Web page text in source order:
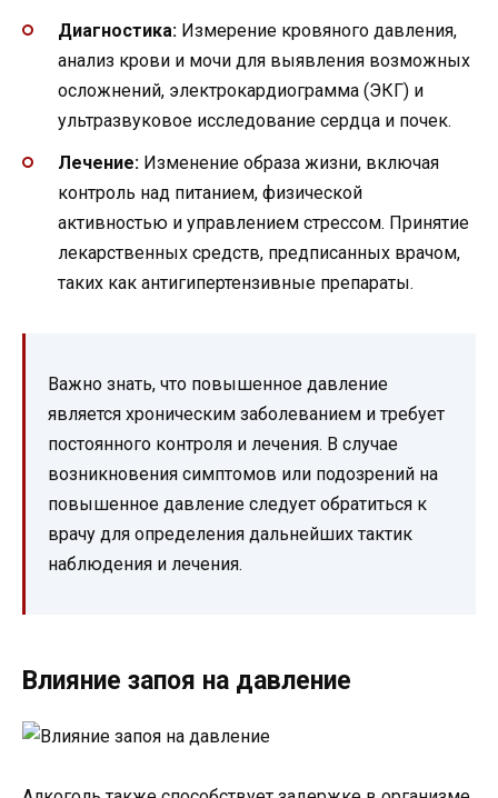
Диагностика: Измерение кровяного давления,
анализ крови и мочи для выявления возможных
осложнений, электрокардиограмма (ЭКГ) и
ультразвуковое исследование сердца и почек.
Лечение: Изменение образа жизни, включая
контроль над питанием, физической
активностью и управлением стрессом. Принятие
лекарственных средств, предписанных врачом,
таких как антигипертензивные препараты.
Важно знать, что повышенное давление
является хроническим заболеванием и требует
постоянного контроля и лечения. В случае
возникновения симптомов или подозрений на
повышенное давление следует обратиться к
врачу для определения дальнейших тактик
наблюдения и лечения.
Влияние запоя на давление